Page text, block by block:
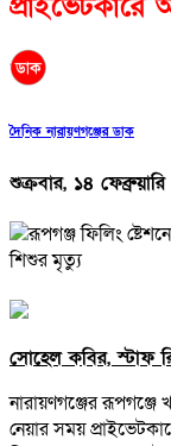
দৈনিক নারায়ণগঞ্জের ডাক
শুক্রবার, ১৪
সোহেল কবির, স্টাফ
নারায়ণগঞ্জের রূপগঞ্জে
নেয়ার সময়